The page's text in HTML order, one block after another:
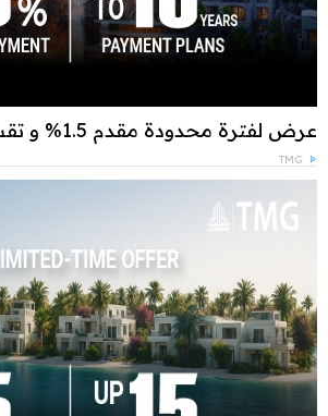
عرض لفترة محدودة مقدم 1.5% و تقسيط علي 15 سنة
TMG